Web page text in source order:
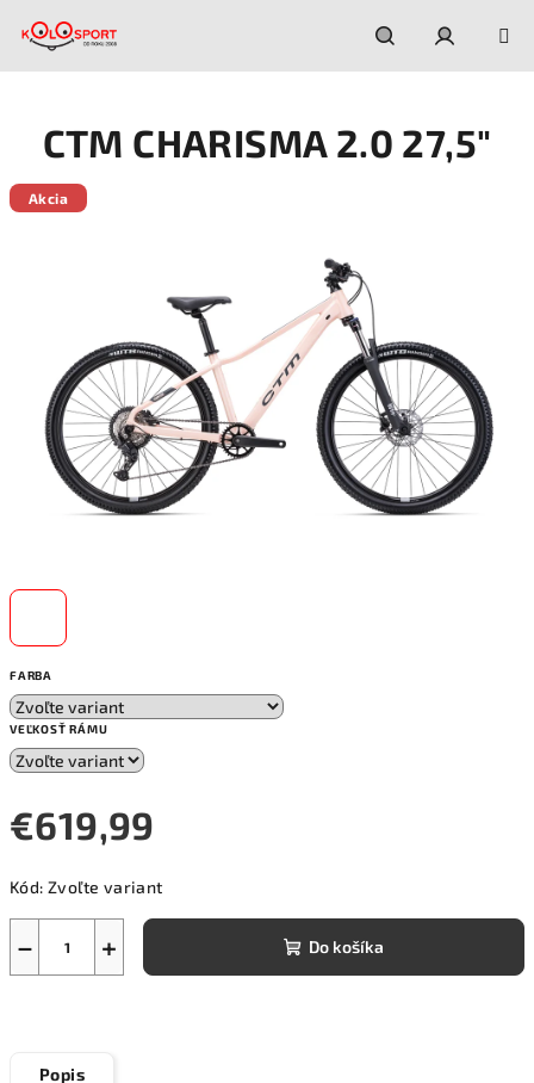
Hľadať
FARBA
VEĽKOSŤ RÁMU
€619,99
cena:
Kód: Zvoľte variant
+
− Do košíka
CTM CHARISMA 2.0 27,5"
Akcia
Popis